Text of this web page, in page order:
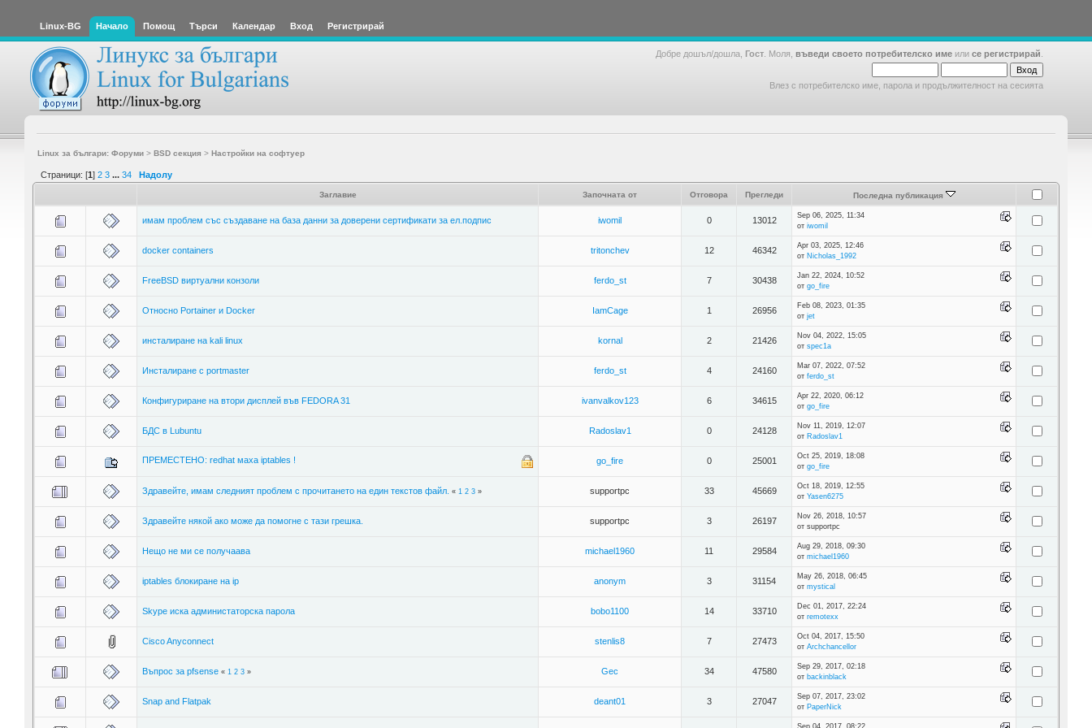
Linux-BG Начало Помощ Търси Календар Вход Регистрирай
Добре дошъл/дошла, Гост . Моля, въведи своето потребителско име или се регистрирай
Влез с потребителско име, парола и продължителност на сесията
Linux за българи: Форуми> BSD секция > Настройки на софтуер
Страници: [1] 2 3 ... 34 Надолу
Заглавие Започната от Отговора Прегледи Последна публикация
имам проблем със създаване на база данни за доверени сертификати за ел.подпис iwomil 0 13012
Sep 06, 2025, 11:34
от iwomil
docker containers tritonchev 12 46342
Apr 03, 2025, 12:46
от Nicholas_1992
FreeBSD виртуални конзоли ferdo_st 7 30438
Jan 22, 2024, 10:52
от go_fire
Относно Portainer и Docker IamCage 1 26956
Feb 08, 2023, 01:35
от jet
инсталиране на kali linux kornal 2 21426
Nov 04, 2022, 15:05
от spec1a
Инсталиране с portmaster ferdo_st 4 24160
Mar 07, 2022, 07:52
от ferdo_st
Конфигуриране на втори дисплей във FEDORA 31 ivanvalkov123 6 34615
Apr 22, 2020, 06:12
от go_fire
БДС в Lubuntu Radoslav1 0 24128
Nov 11, 2019, 12:07
от Radoslav1
ПРЕМЕСТЕНО: redhat маха iptables ! go_fire 0 25001
Oct 25, 2019, 18:08
от go_fire
Здравейте, имам следният проблем с прочитането на един текстов файл. « 1 2 3» supportpc 33 45669
Oct 18, 2019, 12:55
от Yasen6275
Здравейте някой ако може да помогне с тази грешка. supportpc 3 26197
Nov 26, 2018, 10:57
от supportpc
Нещо не ми се получаава michael1960 11 29584
Aug 29, 2018, 09:30
от michael1960
iptables блокиране на ip anonym 3 31154
May 26, 2018, 06:45
от mystical
Skype иска администаторска парола bobo1100 14 33710
Dec 01, 2017, 22:24
от remotexx
Cisco Anyconnect stenlis8 7 27473
Oct 04, 2017, 15:50
от Archchancellor
Въпрос за pfsense « 1 2 3» Gec 34 47580
Sep 29, 2017, 02:18
от backinblack
Snap and Flatpak deant01 3 27047
Sep 07, 2017, 23:02
от PaperNick
Sep 04, 2017, 08:22